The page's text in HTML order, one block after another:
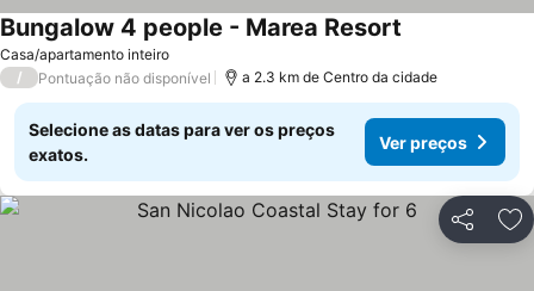
Casa/apartamento inteiro
Bungalow 4 people - Marea Resort
/ Pontuação não disponível a 2.3 km de Centro da cidade
Selecione as datas para ver os preços
exatos.
Ver preços
Partilhar